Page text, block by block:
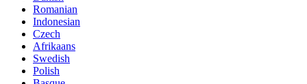
Romanian
Indonesian
Czech
Afrikaans
Swedish
Polish